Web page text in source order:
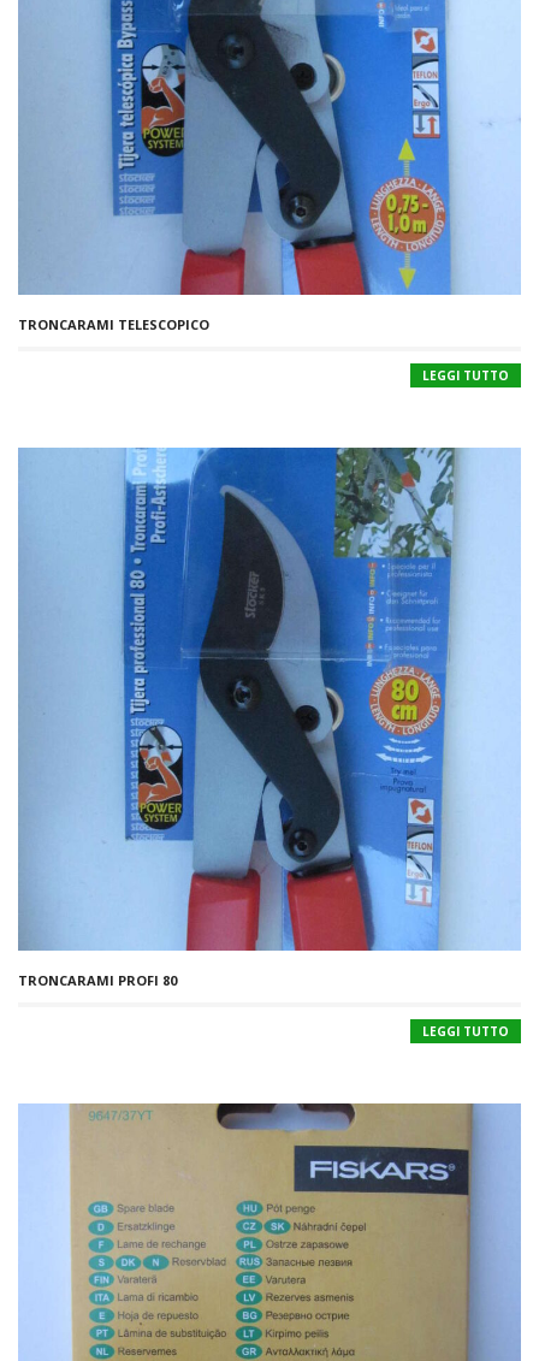
TRONCARAMI TELESCOPICO
LEGGI TUTTO
TRONCARAMI PROFI 80
LEGGI TUTTO